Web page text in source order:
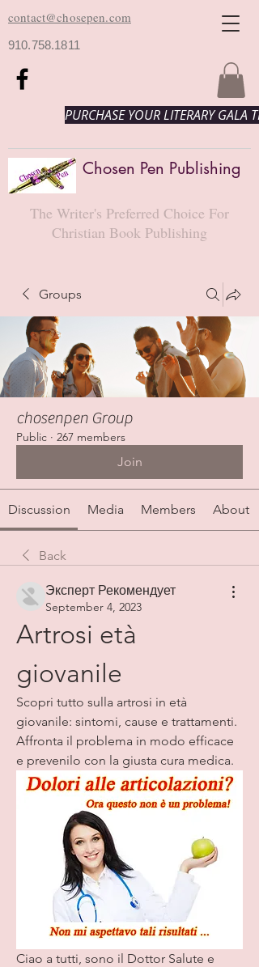
contact@chosepen.com
910.758.1811
PURCHASE YOUR LITERARY GALA
Chosen Pen Publishing
The Writer's Preferred Choice For
Christian Book Publishing
Groups
chosenpen Group
Public · 267 members
Join
Discussion Media Members About
Back
Эксперт Рекомендует
September 4, 2023
Artrosi età
giovanile
Scopri tutto sulla artrosi in età
giovanile: sintomi, cause e trattamenti.
Affronta il problema in modo efficace
e prevenilo con la giusta cura medica.
Ciao a tutti, sono il Dottor Salute e